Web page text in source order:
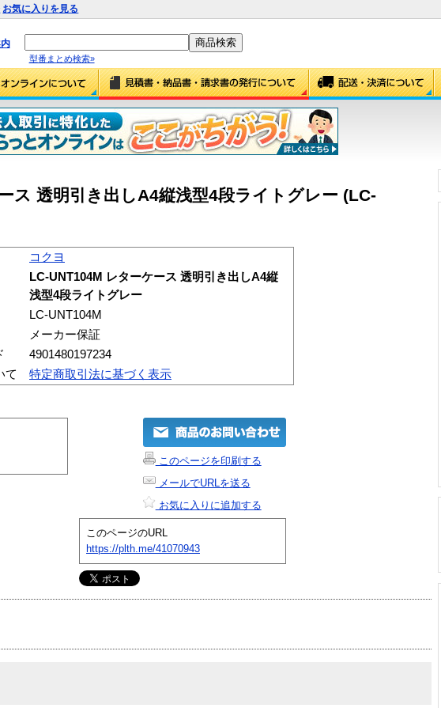
お気に入りを見る
型番まとめ検索»
ス 透明引き出しA4縦浅型4段ライトグレー (LC-
コクヨ
LC-UNT104M レターケース 透明引き出しA4縦
浅型4段ライトグレー
LC-UNT104M
メーカー保証
4901480197234
て
特定商取引法に基づく表示
このページを印刷する
メールでURLを送る
お気に入りに追加する
このページのURL
https://plth.me/41070943